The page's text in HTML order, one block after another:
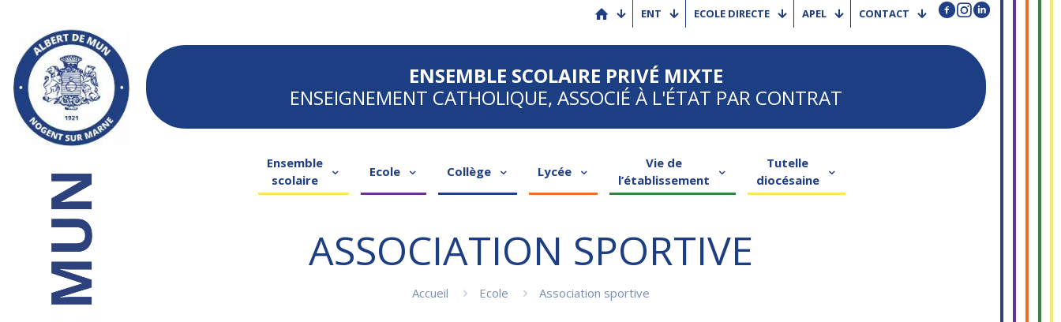
ENT ECOLE DIRECTE APEL CONTACT
ENSEMBLE SCOLAIRE PRIVÉ MIXTE
ENSEIGNEMENT CATHOLIQUE, ASSOCIÉ À L'ÉTAT PAR CONTRAT
Ensemble
scolaire
Ecole Collège Lycée
Vie de
l’établissement
Tutelle
diocésaine
ASSOCIATION SPORTIVE
Accueil Ecole Association sportive